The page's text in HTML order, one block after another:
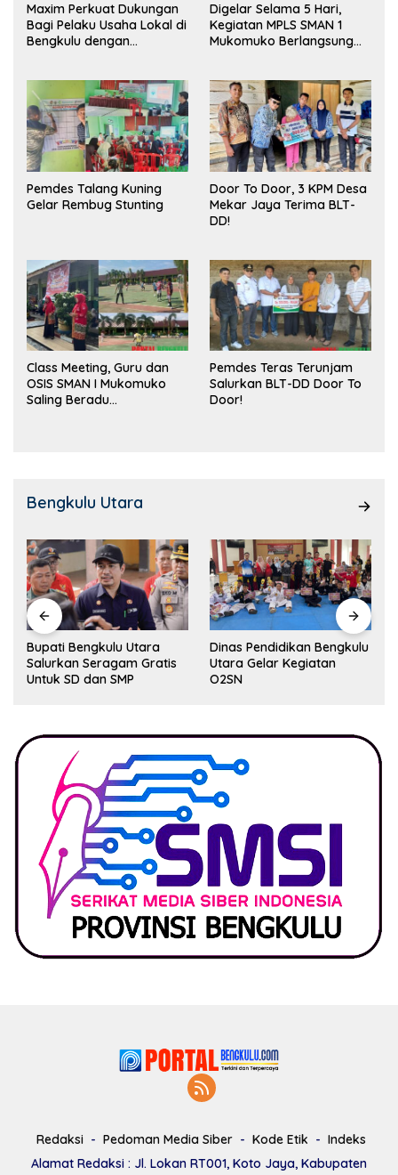
Maxim Perkuat Dukungan
Bagi Pelaku Usaha Lokal di
Bengkulu dengan
Pasar
Digelar Selama 5 Hari,
Kegiatan MPLS SMAN 1
Mukomuko Berlangsung
Pemdes Talang Kuning
Gelar Rembug Stunting
Door To Door, 3 KPM Desa
Mekar Jaya Terima BLT-
DD!
Class Meeting, Guru dan
OSIS SMAN I Mukomuko
Saling Beradu
Pemdes Teras Terunjam
Salurkan BLT-DD Door To
Door!
Bengkulu Utara
Bupati Bengkulu Utara
Salurkan Seragam Gratis
Untuk SD dan SMP
Dinas Pendidikan Bengkulu
Utara Gelar Kegiatan
O2SN
Redaksi Pedoman Media Siber Kode Etik
Indeks
Alamat Redaksi : Jl. Lokan RT001, Koto Jaya, Kabupaten